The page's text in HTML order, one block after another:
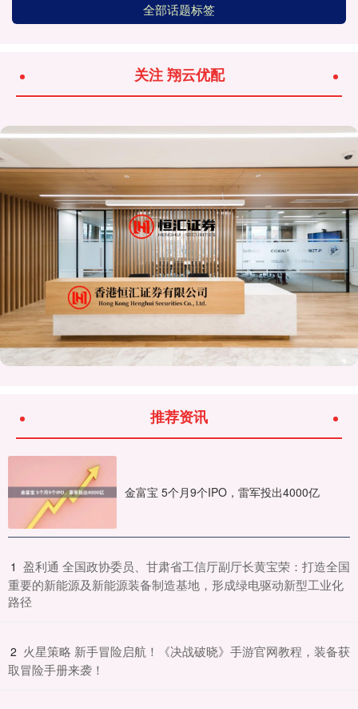
全部话题标签
关注 翔云优配
推荐资讯
金富宝 5个月9个IPO，雷军投出4000亿
1 ​盈利通 全国政协委员、甘肃省工信厅副厅长黄宝荣：打造全国
重要的新能源及新能源装备制造基地，形成绿电驱动新型工业化
路径
2 ​火星策略 新手冒险启航！《决战破晓》手游官网教程，装备获
取冒险手册来袭！